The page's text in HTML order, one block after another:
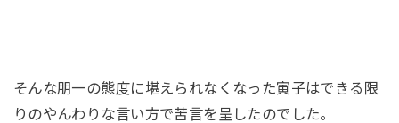
そんな朋一の態度に堪えられなくなった寅子はできる限
りのやんわりな言い方で苦言を呈したのでした。